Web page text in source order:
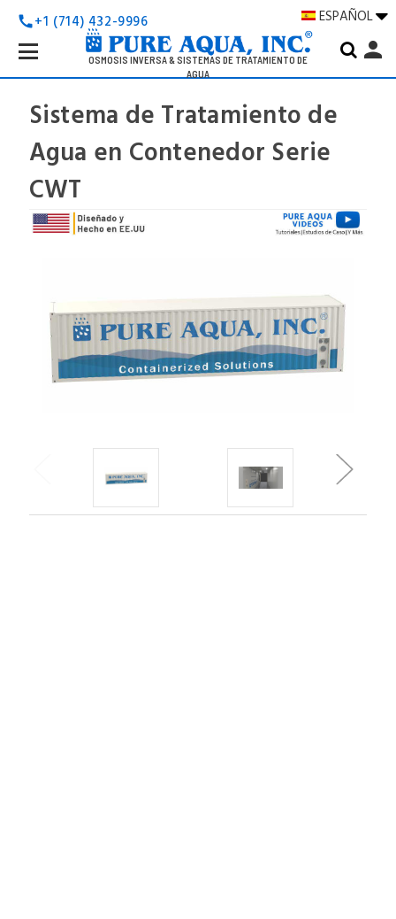
call+1 (714) 432-9996 ESPAÑOL
OSMOSIS INVERSA & SISTEMAS DE TRATAMIENTO DE
AGUA
Search
Keyword:
person
Sistema de Tratamiento de
Agua en Contenedor Serie
CWT